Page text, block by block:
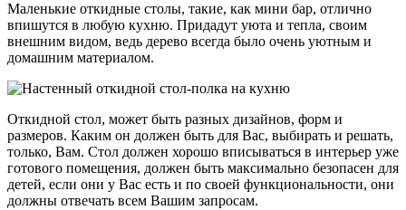
Маленькие откидные столы, такие, как мини бар, отлично
впишутся в любую кухню. Придадут уюта и тепла, своим
внешним видом, ведь дерево всегда было очень уютным и
домашним материалом.
Откидной стол, может быть разных дизайнов, форм и
размеров. Каким он должен быть для Вас, выбирать и решать,
только, Вам. Стол должен хорошо вписываться в интерьер уже
готового помещения, должен быть максимально безопасен для
детей, если они у Вас есть и по своей функциональности, они
должны отвечать всем Вашим запросам.